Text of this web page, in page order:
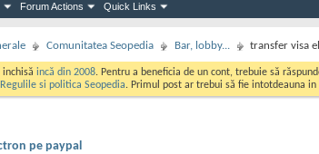
Forum Actions Quick Links
Comunitatea Seopedia Bar, lobby... transfer visa
incă din 2008. Pentru a beneficia de un cont, trebuie să
Regulile si politica Seopedia. Primul post ar trebui să fie intotdeauna in
pe paypal